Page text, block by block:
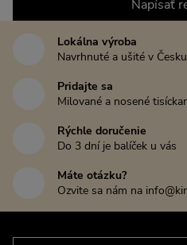
Napísať
Lokálna výroba
Navrhnuté a ušité v Česku
Pridajte sa
Milované a nosené
Rýchle doručenie
Do 3 dní je balíček u vás
Máte otázku?
Ozvite sa nám na